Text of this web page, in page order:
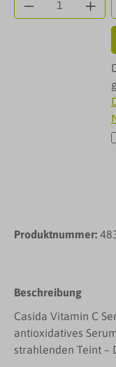
Produktnummer:
Beschreibung
Casida Vitamin C
antioxidatives
strahlenden Teint –